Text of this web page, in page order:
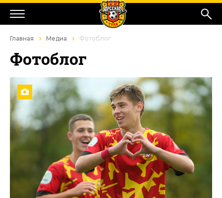
Главная Медиа Фотоблог
Фотоблог